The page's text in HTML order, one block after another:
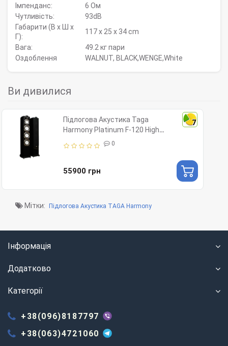
Імпенданс:
6 Ом
Чутливість:
93dB
Габарити (В x Ш x
Г):
117 x 25 x 34 cm
Вага:
49.2 кг пари
Оздоблення
WALNUT, BLACK,WENGE,White
Ви дивилися
7
Підлогова Акустика Taga
Harmony Platinum F-120 High
0
55900 грн
Мітки: Підлогова Акустика TAGA Harmony
Інформація
Додатково
Категорії
+38(096)8187797
+38(063)4721060